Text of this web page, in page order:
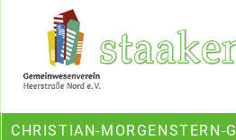
Ein Projekt des Gemeinwesenvereins
CHRISTIAN-MORGENSTERN-